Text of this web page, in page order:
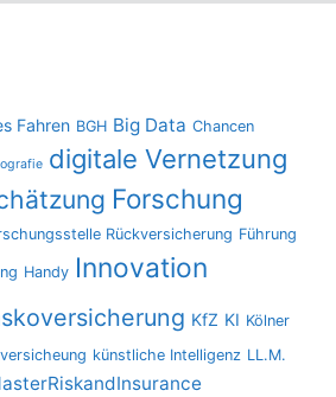
Fahren BGH Big Data Chancen
digitale Vernetzung
Forschung
Rückversicherung Führung
Handy Innovation
KfZ KI Kölner
künstliche Intelligenz LL.M.